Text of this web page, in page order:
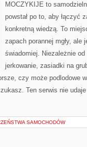
MOCZYKIJE to
powstał po to, aby łączyć
konkretną wiedzą. To
zapach porannej mgły, ale
świadomiej. Niezależnie
jerkowanie, zasiadki na
czy może podlodowe
Ten serwis nie
SAMOCHODÓW